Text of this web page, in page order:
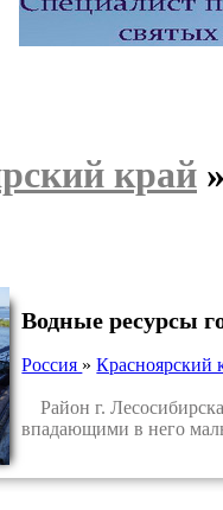
край
Водные ресурсы
Россия »Красноярский
Район г.
впадающими в него